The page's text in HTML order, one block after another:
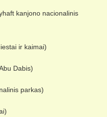
kanjono nacionalinis
ir kaimai)
Dabis)
parkas)